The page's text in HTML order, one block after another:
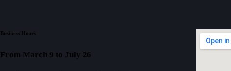
Business Hours
From March 9 to July 26